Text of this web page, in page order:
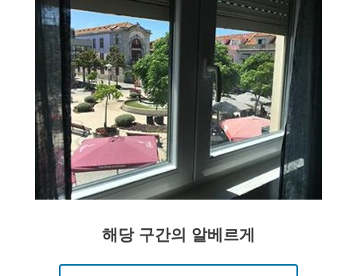
해당 구간의 알베르게